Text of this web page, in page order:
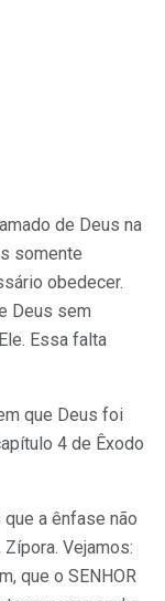
de Deus na
somente
obedecer.
Deus sem
Essa falta
que Deus foi
4 de Êxodo
a ênfase não
Vejamos:
que o SENHOR